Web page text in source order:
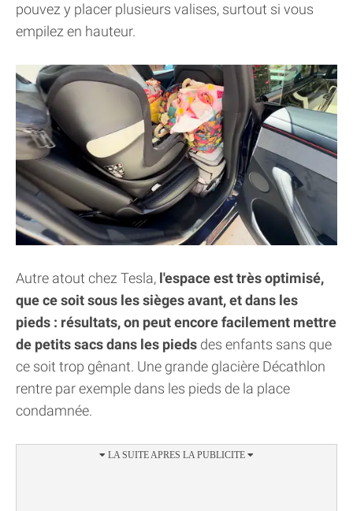
pouvez y placer plusieurs valises, surtout si vous
empilez en hauteur.
Autre atout chez Tesla, l'espace est très optimisé,
que ce soit sous les sièges avant, et dans les
pieds : résultats, on peut encore facilement mettre
de petits sacs dans les pieds des enfants sans que
ce soit trop gênant. Une grande glacière Décathlon
rentre par exemple dans les pieds de la place
condamnée.